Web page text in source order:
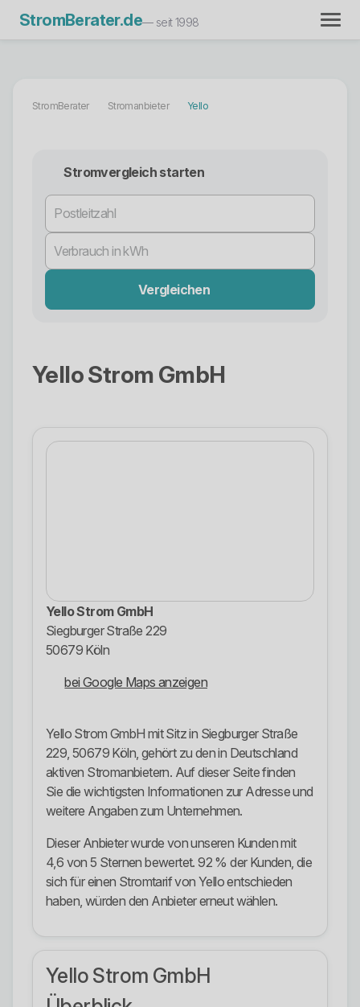
StromBerater.de— seit 1998
StromBerater Stromanbieter Yello
Stromvergleich starten
Vergleichen
Yello Strom GmbH
Yello Strom GmbH
Siegburger Straße 229
50679 Köln
bei Google Maps anzeigen
Yello Strom GmbH mit Sitz in Siegburger Straße
229, 50679 Köln, gehört zu den in Deutschland
aktiven Stromanbietern. Auf dieser Seite finden
Sie die wichtigsten Informationen zur Adresse und
weitere Angaben zum Unternehmen.
Dieser Anbieter wurde von unseren Kunden mit
4,6 von 5 Sternen bewertet. 92 % der Kunden, die
sich für einen Stromtarif von Yello entschieden
haben, würden den Anbieter erneut wählen.
Yello Strom GmbH